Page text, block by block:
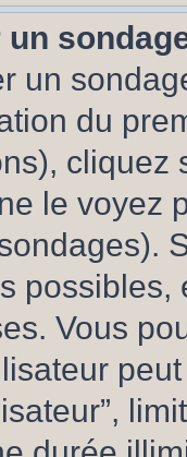
un
du
cliquez
le voyez
Vous